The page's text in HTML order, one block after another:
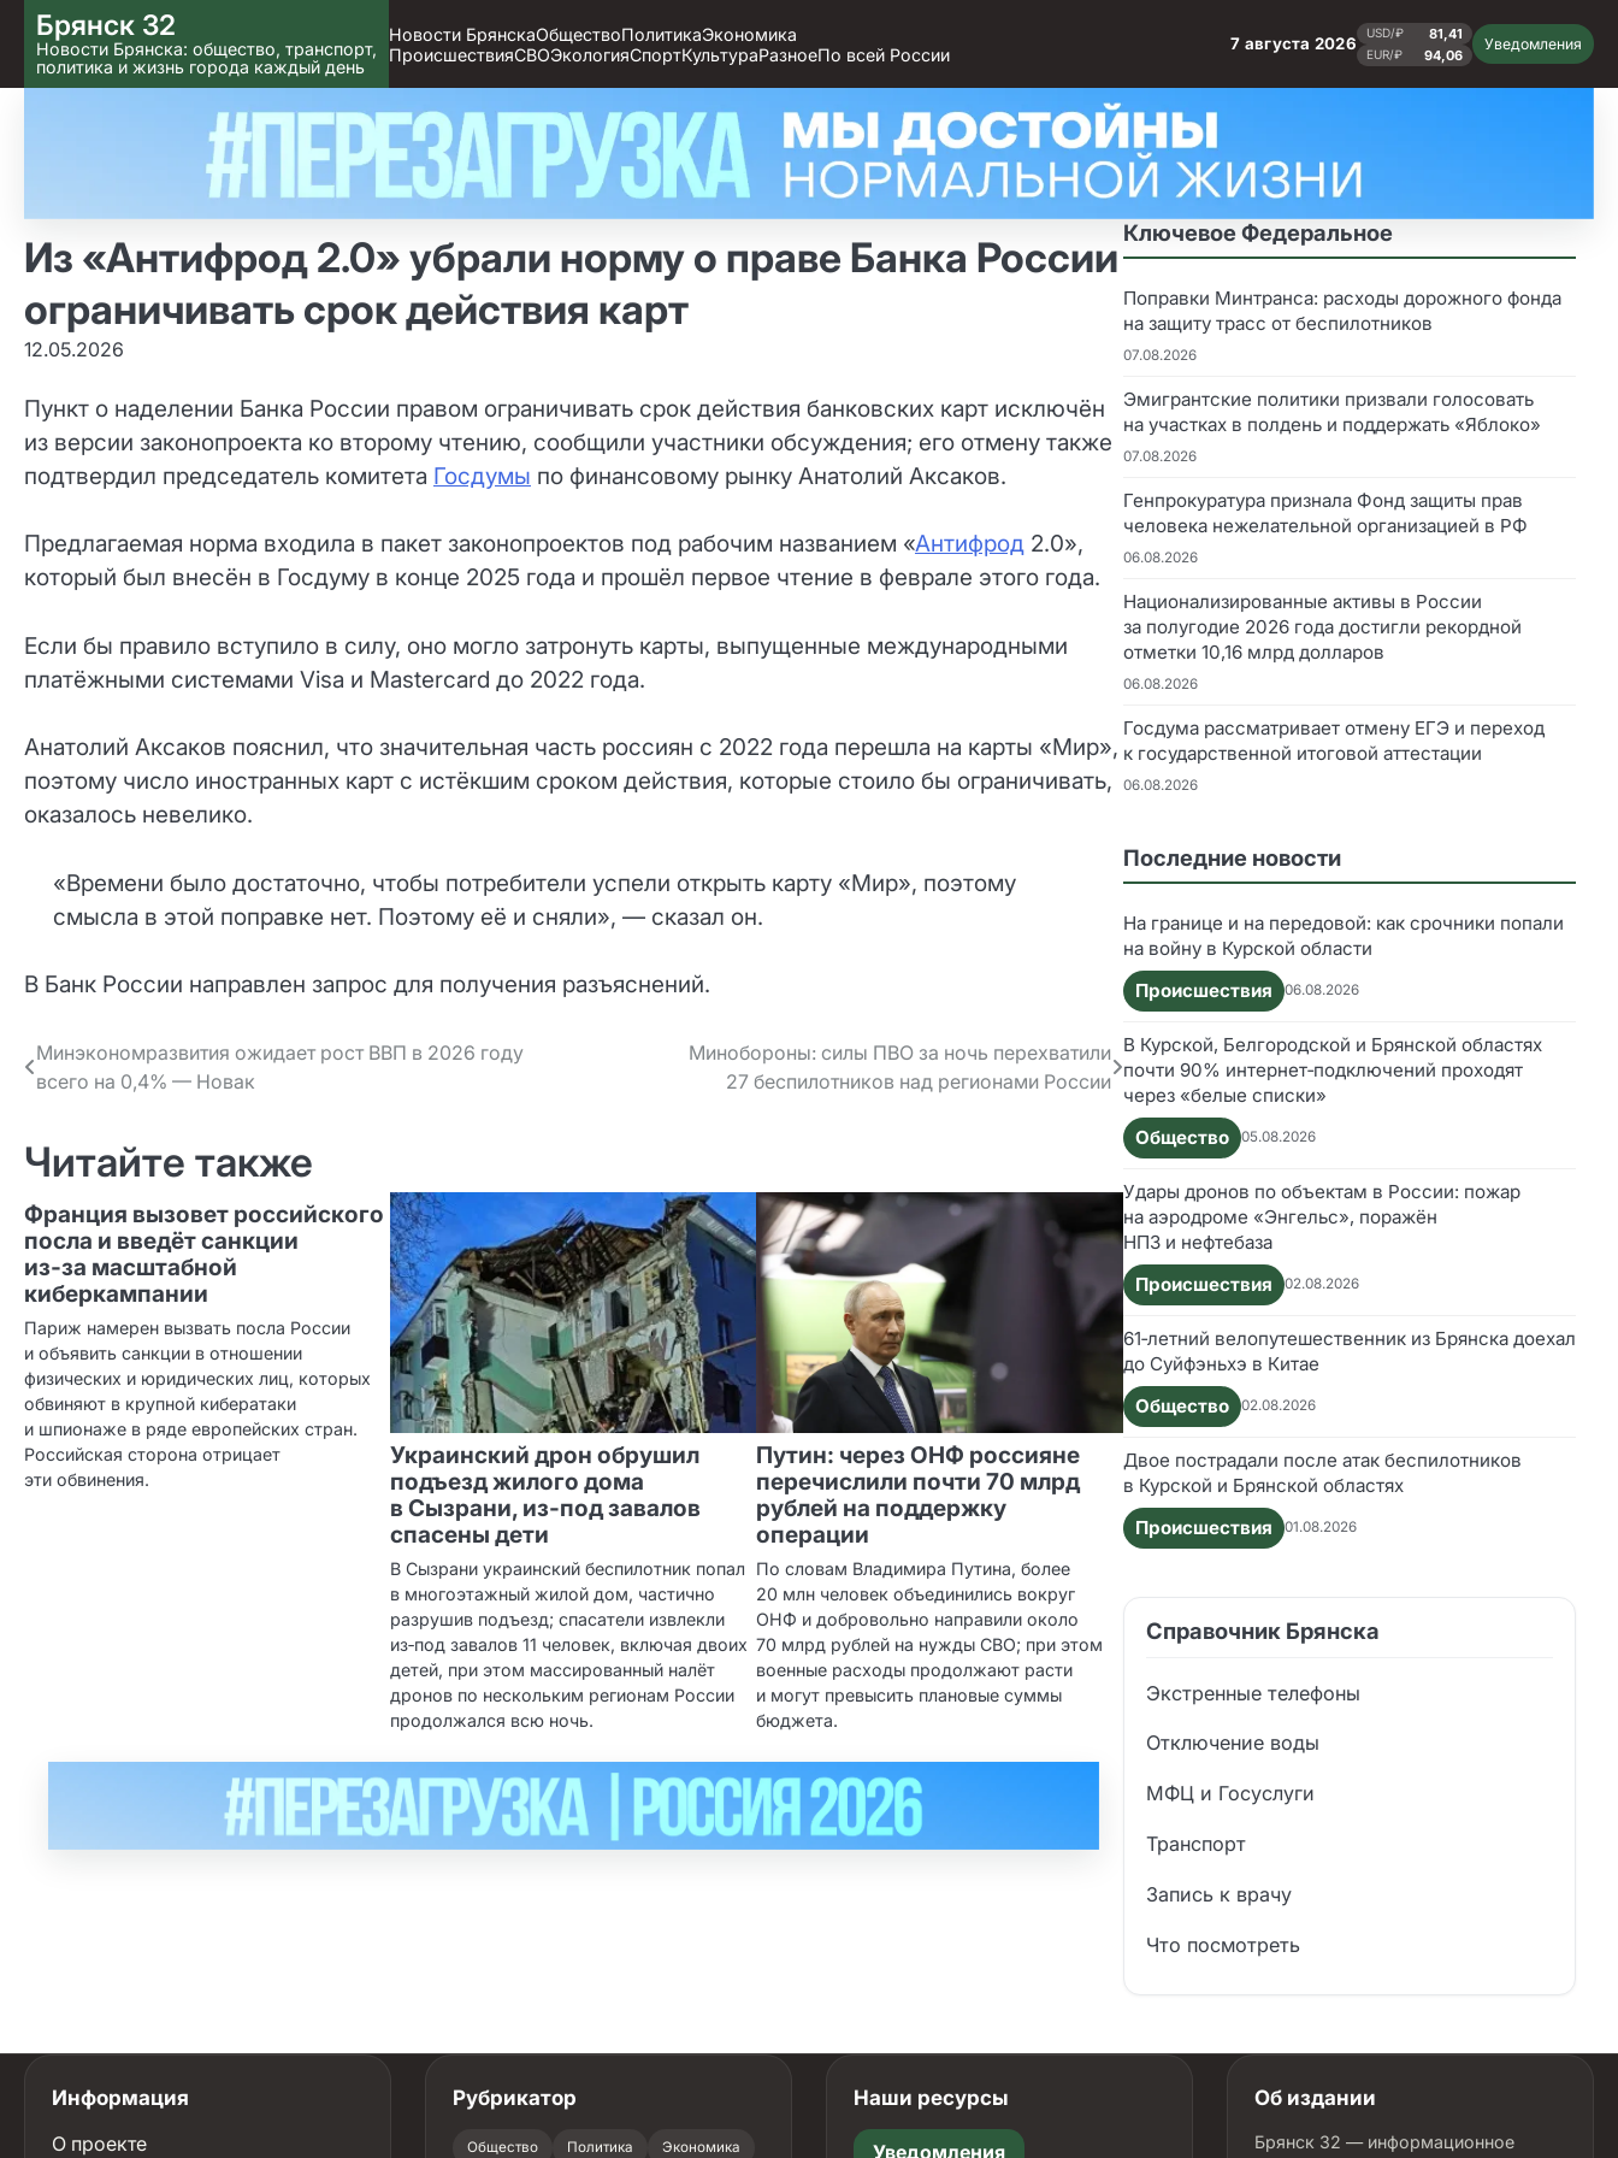
Skip
to content
Брянск 32
Новости Брянска: общество, транспорт,
политика и жизнь города каждый день
Новости БрянскаОбществоПолитикаЭкономика
ПроисшествияСВОЭкологияСпортКультураРазноеПо всей России
7 августа 2026
USD/₽ 81,41
EUR/₽ 94,06
Уведомления
Из «Антифрод 2.0» убрали норму о праве Банка России
ограничивать срок действия карт
12.05.2026
Пункт о наделении Банка России правом ограничивать срок действия банковских карт исключён
из версии законопроекта ко второму чтению, сообщили участники обсуждения; его отмену также
подтвердил председатель комитета Госдумы по финансовому рынку Анатолий Аксаков.
Предлагаемая норма входила в пакет законопроектов под рабочим названием «Антифрод 2.0»,
который был внесён в Госдуму в конце 2025 года и прошёл первое чтение в феврале этого года.
Если бы правило вступило в силу, оно могло затронуть карты, выпущенные международными
платёжными системами Visa и Mastercard до 2022 года.
Анатолий Аксаков пояснил, что значительная часть россиян с 2022 года перешла на карты «Мир»,
поэтому число иностранных карт с истёкшим сроком действия, которые стоило бы ограничивать,
оказалось невелико.
«Времени было достаточно, чтобы потребители успели открыть карту «Мир», поэтому
смысла в этой поправке нет. Поэтому её и сняли», — сказал он.
В Банк России направлен запрос для получения разъяснений.
Навигация
по записям
Минэкономразвития ожидает рост ВВП в 2026 году
всего на 0,4% — Новак
Минобороны: силы ПВО за ночь перехватили
27 беспилотников над регионами России
Читайте также
Франция вызовет российского
посла и введёт санкции
из‑за масштабной
киберкампании
Париж намерен вызвать посла России
и объявить санкции в отношении
физических и юридических лиц, которых
обвиняют в крупной кибератаки
и шпионаже в ряде европейских стран.
Российская сторона отрицает
эти обвинения.
Украинский дрон обрушил
подъезд жилого дома
в Сызрани, из‑под завалов
спасены дети
В Сызрани украинский беспилотник попал
в многоэтажный жилой дом, частично
разрушив подъезд; спасатели извлекли
из‑под завалов 11 человек, включая двоих
детей, при этом массированный налёт
дронов по нескольким регионам России
продолжался всю ночь.
Путин: через ОНФ россияне
перечислили почти 70 млрд
рублей на поддержку
операции
По словам Владимира Путина, более
20 млн человек объединились вокруг
ОНФ и добровольно направили около
70 млрд рублей на нужды СВО; при этом
военные расходы продолжают расти
и могут превысить плановые суммы
бюджета.
Ключевое Федеральное
Поправки Минтранса: расходы дорожного фонда
на защиту трасс от беспилотников
07.08.2026
Эмигрантские политики призвали голосовать
на участках в полдень и поддержать «Яблоко»
07.08.2026
Генпрокуратура признала Фонд защиты прав
человека нежелательной организацией в РФ
06.08.2026
Национализированные активы в России
за полугодие 2026 года достигли рекордной
отметки 10,16 млрд долларов
06.08.2026
Госдума рассматривает отмену ЕГЭ и переход
к государственной итоговой аттестации
06.08.2026
Последние новости
На границе и на передовой: как срочники попали
на войну в Курской области
Происшествия
06.08.2026
В Курской, Белгородской и Брянской областях
почти 90% интернет‑подключений проходят
через «белые списки»
Общество
05.08.2026
Удары дронов по объектам в России: пожар
на аэродроме «Энгельс», поражён
НПЗ и нефтебаза
Происшествия
02.08.2026
61‑летний велопутешественник из Брянска доехал
до Суйфэньхэ в Китае
Общество
02.08.2026
Двое пострадали после атак беспилотников
в Курской и Брянской областях
Происшествия
01.08.2026
Справочник Брянска
Экстренные телефоны
Отключение воды
МФЦ и Госуслуги
Транспорт
Запись к врачу
Что посмотреть
Информация
О проекте
Рубрикатор
Общество Политика Экономика
Наши ресурсы
Уведомления
Об издании
Брянск 32 — информационное